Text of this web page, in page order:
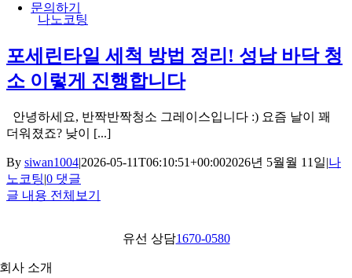
문의하기
나노코팅
포세린타일 세척 방법 정리! 성남 바닥 청
소 이렇게 진행합니다
안녕하세요, 반짝반짝청소 그레이스입니다 :) 요즘 날이 꽤
더워졌죠? 낮이 [...]
By siwan1004|2026-05-11T06:10:51+00:002026년 5월월 11일|나
노코팅|0 댓글
글 내용 전체보기
유선 상담1670-0580
회사 소개